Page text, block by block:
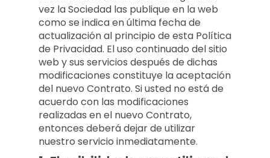
vez la Sociedad las publique en la web
como se indica en última fecha de
actualización al principio de esta Política
de Privacidad. El uso continuado del sitio
web y sus servicios después de dichas
modificaciones constituye la aceptación
del nuevo Contrato. Si usted no está de
acuerdo con las modificaciones
realizadas en el nuevo Contrato,
entonces deberá dejar de utilizar
nuestro servicio inmediatamente.